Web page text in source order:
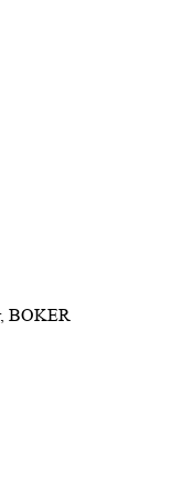
BOKER